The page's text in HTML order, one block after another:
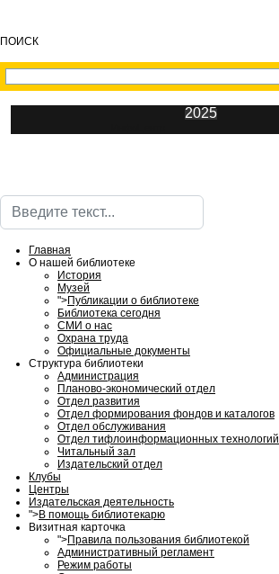
ПОИСК
2025
Поиск
Главная
О нашей библиотеке
История
Музей
">Публикации о библиотеке
Библиотека сегодня
СМИ о нас
Охрана труда
Официальные документы
Структура библиотеки
Администрация
Планово-экономический отдел
Отдел развития
Отдел формирования фондов и каталогов
Отдел обслуживания
Отдел тифлоинформационных технологий
Читальный зал
Издательский отдел
Клубы
Центры
Издательская деятельность
">В помощь библиотекарю
Визитная карточка
">Правила пользования библиотекой
Административный регламент
Режим работы